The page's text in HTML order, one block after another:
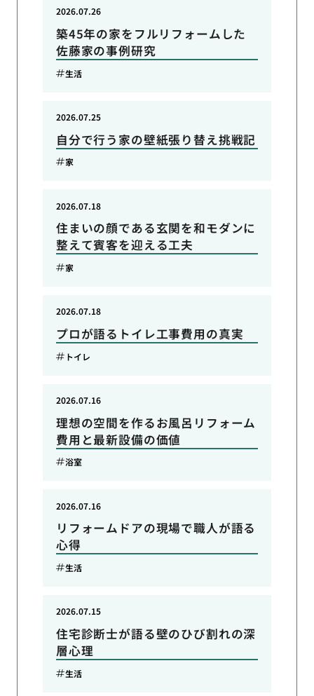
築45年の家をフルリフォームした
佐藤家の事例研究
2026.07.26
生活
自分で行う家の壁紙張り替え挑戦記
2026.07.25
家
住まいの顔である玄関を和モダンに
整えて賓客を迎える工夫
2026.07.18
家
プロが語るトイレ工事費用の真実
2026.07.18
トイレ
理想の空間を作るお風呂リフォーム
費用と最新設備の価値
2026.07.16
浴室
リフォームドアの現場で職人が語る
心得
2026.07.16
生活
住宅診断士が語る壁のひび割れの深
層心理
2026.07.15
生活